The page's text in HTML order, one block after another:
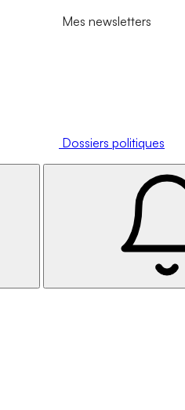
Mes newsletters
Dossiers politiques